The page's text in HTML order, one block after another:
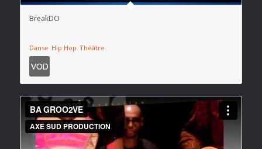
BreakDO
Danse Hip Hop Théâtre